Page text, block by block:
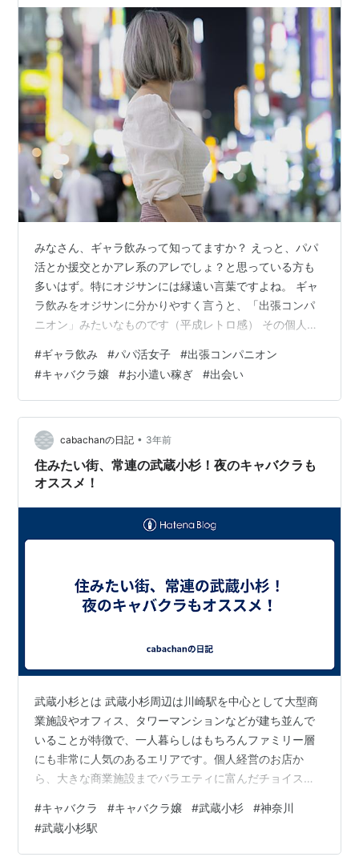
みなさん、ギャラ飲みって知ってますか？ えっと、パパ
活とか援交とかアレ系のアレでしょ？と思っている方も
多いはず。特にオジサンには縁遠い言葉ですよね。 ギャ
ラ飲みをオジサンに分かりやすく言うと、「出張コンパ
ニオン」みたいなものです（平成レトロ感） その個人営
出張コンパニオンとの違いは、「一対一でも頼める」と
いうところ。 そして、アプリを通して女性とマッチング
する仕組みなので気軽。 コンパニオンといえば昔は遣り
手婆（やりてばばあ）が仲介する仕組みで面倒でしたよ
ね。 このギャラ飲み、安価で頼めるとあって最近盛り上
がってます。この記事ではギャラ飲みを…
#ギャラ飲み #パパ活女子 #出張コンパニオン
#キャバクラ嬢 #お小遣い稼ぎ #出会い
cabachanの日記 • 3年前
住みたい街、常連の武蔵小杉！夜のキャバクラも
オススメ！
武蔵小杉とは 武蔵小杉周辺は川崎駅を中心として大型商
業施設やオフィス、タワーマンションなどが建ち並んで
いることが特徴で、一人暮らしはもちろんファミリー層
にも非常に人気のあるエリアです。個人経営のお店か
ら、大きな商業施設までバラエティに富んだチョイスの
を楽しむことができます。文化的な施設に立ち寄った
り、食べ歩きやこだわりのお買い物なども遠くへ行く必
#キャバクラ #キャバクラ嬢 #武蔵小杉 #神奈川
#武蔵小杉駅